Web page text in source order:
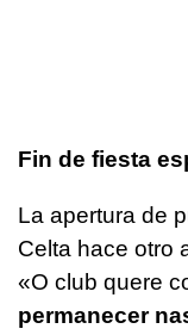
Fin de fiesta
La apertura de
Celta hace otro
«O club quere
permanecer